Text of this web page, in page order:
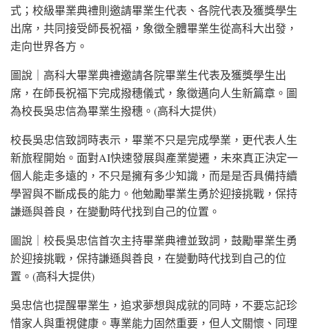
式；校級畢業典禮則邀請畢業生代表、各院代表及獲獎學生
出席，共同接受師長祝福，象徵全體畢業生從高科大出發，
走向世界各方。
圖說｜高科大畢業典禮邀請各院畢業生代表及獲獎學生出
席，在師長祝福下完成撥穗儀式，象徵邁向人生新篇章。圖
為校長吳忠信為畢業生撥穗。(高科大提供)
校長吳忠信致詞時表示，畢業不只是完成學業，更代表人生
新旅程開始。面對AI快速發展與產業變遷，未來真正決定一
個人能走多遠的，不只是擁有多少知識，而是是否具備持續
學習與不斷成長的能力。他勉勵畢業生勇於迎接挑戰，保持
謙遜與善良，在變動時代找到自己的位置。
圖說｜校長吳忠信首次主持畢業典禮並致詞，鼓勵畢業生勇
於迎接挑戰，保持謙遜與善良，在變動時代找到自己的位
置。(高科大提供)
吳忠信也提醒畢業生，追求夢想與成就的同時，不要忘記珍
惜家人與重視健康。專業能力固然重要，但人文關懷、同理